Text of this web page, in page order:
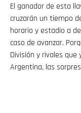
El ganador de esta
cruzarán un tiempo
horario y estadio a
caso de avanzar.
División y rivales que
Argentina, las